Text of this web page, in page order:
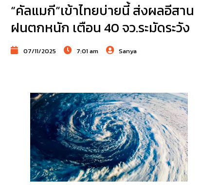
“คัลแมกี”เข้าไทยบ่ายนี้ ส่งผลอีสาน
ฝนตกหนัก เตือน 40 จว.ระมัดระวัง
07/11/2025 7:01 am Sanya